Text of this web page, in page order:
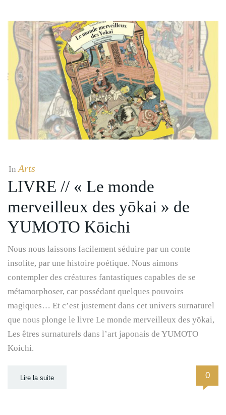
In Arts
LIVRE // « Le monde
merveilleux des yōkai » de
YUMOTO Kōichi
Nous nous laissons facilement séduire par un conte
insolite, par une histoire poétique. Nous aimons
contempler des créatures fantastiques capables de se
métamorphoser, car possédant quelques pouvoirs
magiques… Et c’est justement dans cet univers surnaturel
que nous plonge le livre Le monde merveilleux des yōkai,
Les êtres surnaturels dans l’art japonais de YUMOTO
Kōichi.
Lire la suite 0